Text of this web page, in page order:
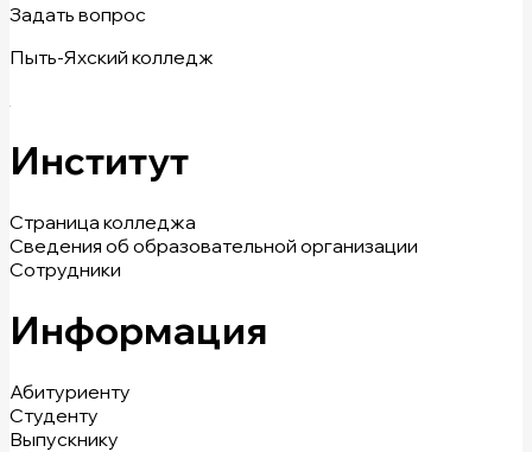
Задать вопрос
Пыть-Яхский колледж
Институт
Страница колледжа
Сведения об образовательной организации
Сотрудники
Информация
Абитуриенту
Студенту
Выпускнику